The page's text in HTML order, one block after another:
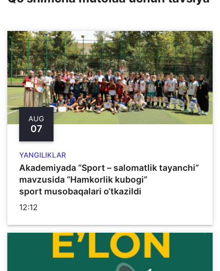
AUG
07
YANGILIKLAR
Akademiyada “Sport – salomatlik tayanchi”
mavzusida “Hamkorlik kubogi”
sport musobaqalari o‘tkazildi
12:12